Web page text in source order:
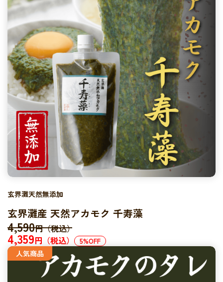
玄界灘天然無添加
玄界灘産 天然アカモク 千寿藻
4,590円（税込）
4,359円（税込） 5%OFF
人気商品